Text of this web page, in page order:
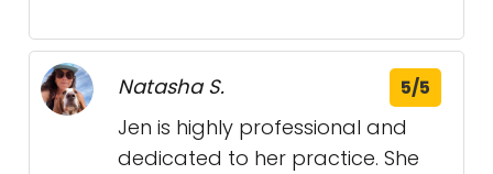
Natasha S. 5/5
Jen is highly professional and
dedicated to her practice. She